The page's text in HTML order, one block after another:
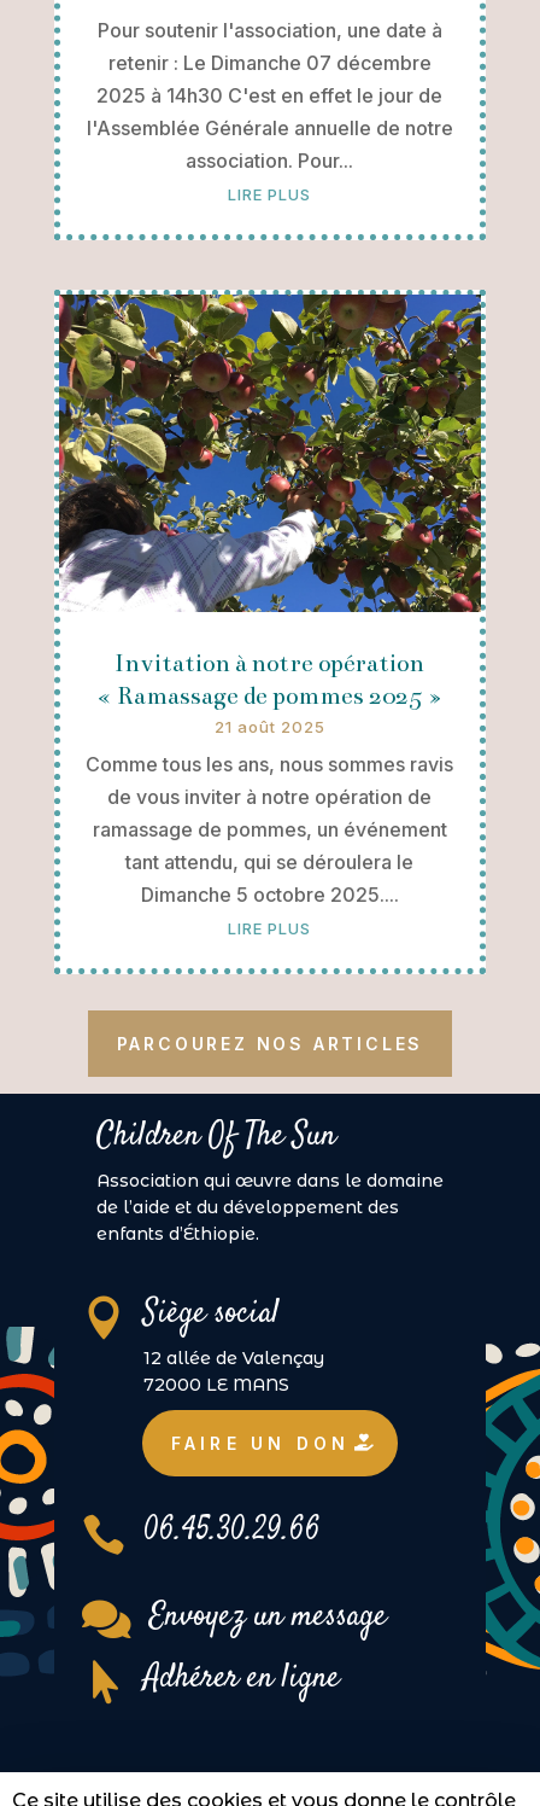
Ce site utilise des cookies et vous donne le contrôle
Pour soutenir l'association, une date à
retenir : Le Dimanche 07 décembre
2025 à 14h30 C'est en effet le jour de
l'Assemblée Générale annuelle de notre
association. Pour...
LIRE PLUS
Invitation à notre opération
« Ramassage de pommes 2025 »
21 août 2025
Comme tous les ans, nous sommes ravis
de vous inviter à notre opération de
ramassage de pommes, un événement
tant attendu, qui se déroulera le
Dimanche 5 octobre 2025....
LIRE PLUS
PARCOUREZ NOS ARTICLES
Children Of The Sun
Association qui œuvre dans le domaine
de l’aide et du développement des
enfants d’Éthiopie.
 Siège social
12 allée de Valençay
72000 LE MANS
FAIRE UN DON
 06.45.30.29.66
 Envoyez un message
 Adhérer en ligne